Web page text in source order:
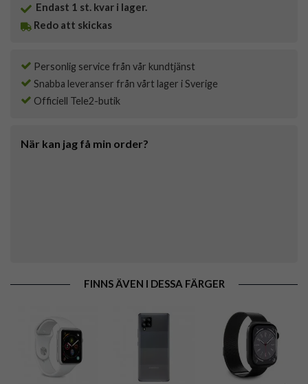
Endast 1 st. kvar i lager.
Redo att skickas
Personlig service från vår kundtjänst
Snabba leveranser från vårt lager i Sverige
Officiell Tele2-butik
När kan jag få min order?
FINNS ÄVEN I DESSA FÄRGER